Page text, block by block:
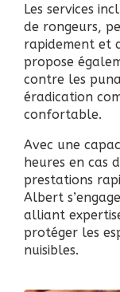
Les services
de rongeurs,
rapidement et
propose
contre les
éradication
confortable.
Avec une
heures en cas
prestations
Albert
alliant
protéger les
nuisibles.